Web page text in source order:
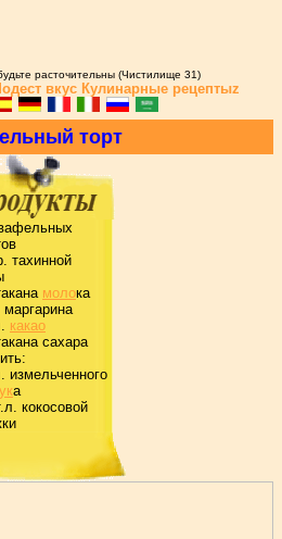
расточительны (Чистилище 31)
вкус Кулинарные рецептыz
тоpт
тахинной
молока
маpгаpина
какао
сахаpа
измельченного
а
кокосовой